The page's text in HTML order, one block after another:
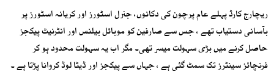
ریچارج کارڈ پہلے عام پرچون کی دکانوں، جنرل اسٹورز اور کریانہ اسٹورز پر
بآسانی دستیاب تھے ، جس سے صارفین کو موبائل بیلنس اور انٹرنیٹ پیکجز
حاصل کرنے میں بڑی سہولت میسر تھی۔ مگر اب یہ سہولت محدود ہو کر
فرنچائز سینٹرز تک سمٹ گئی ہے ، جہاں سے پیکجز اور ڈیٹا لوڈ کروانا پڑتا ہے ۔